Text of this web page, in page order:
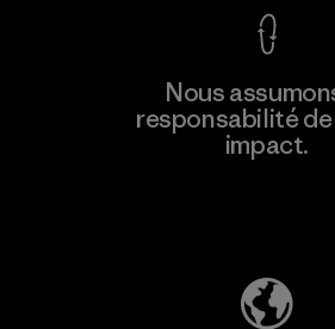
Nous
responsabilité
impact.